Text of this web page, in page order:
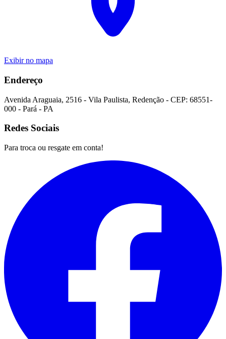
Exibir no mapa
Endereço
Avenida Araguaia, 2516 - Vila Paulista, Redenção - CEP: 68551-
000 - Pará - PA
Redes Sociais
Para troca ou resgate em conta!